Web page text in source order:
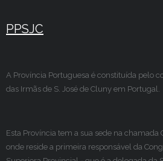
PPSJC
A Província Portuguesa é constituída pelo
das Irmãs de S. José de Cluny em Portugal.
Esta Província tem a sua sede na chamada
onde reside a primeira responsável da